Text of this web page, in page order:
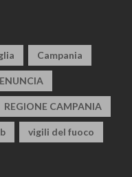
Campania
REGIONE CAMPANIA
vigili del fuoco